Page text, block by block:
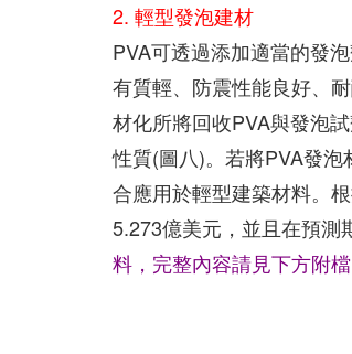
2. 輕型發泡建材
PVA可透過添加適當的發
有質輕、防震性能良好、
材化所將回收PVA與發泡
性質(圖八)。若將PVA發
合應用於輕型建築材料。
5.273億美元，並且在預測
料，完整內容請見下方附檔